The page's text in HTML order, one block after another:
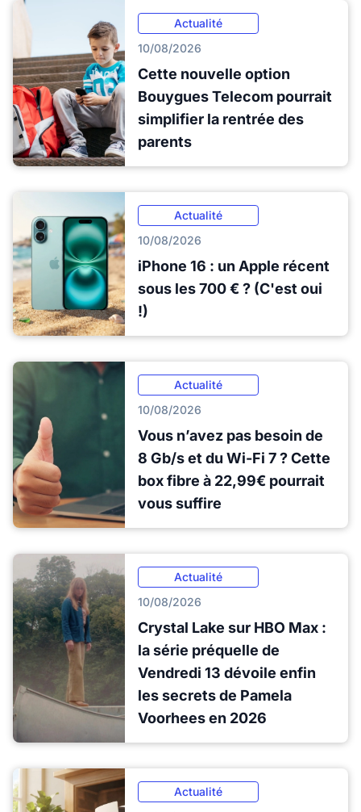
Actualité
10/08/2026
Cette nouvelle option
Bouygues Telecom pourrait
simplifier la rentrée des
parents
Actualité
10/08/2026
iPhone 16 : un Apple récent
sous les 700 € ? (C'est oui
!)
Actualité
10/08/2026
Vous n’avez pas besoin de
8 Gb/s et du Wi-Fi 7 ? Cette
box fibre à 22,99€ pourrait
vous suffire
Actualité
10/08/2026
Crystal Lake sur HBO Max :
la série préquelle de
Vendredi 13 dévoile enfin
les secrets de Pamela
Voorhees en 2026
Actualité